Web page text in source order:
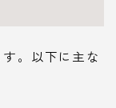
。以下に主な